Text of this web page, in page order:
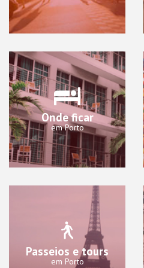
Onde ficar
em Porto
Passeios e tours
em Porto